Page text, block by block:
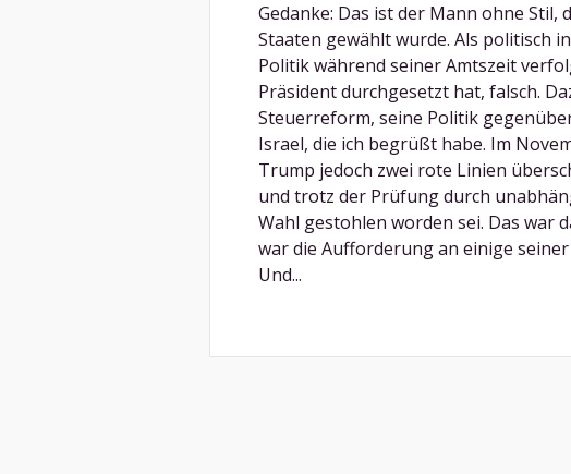
Gedanke: Das ist der Mann ohne
Staaten gewählt wurde. Als politisch
Politik während seiner Amtszeit
Präsident durchgesetzt hat, falsch.
Steuerreform, seine Politik
Israel, die ich begrüßt habe. Im
Trump jedoch zwei rote Linien
und trotz der Prüfung durch
Wahl gestohlen worden sei. Das war
war die Aufforderung an einige
Und...